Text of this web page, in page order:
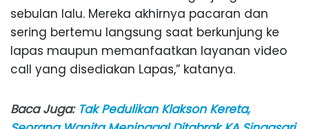
sebulan lalu. Mereka akhirnya pacaran dan
sering bertemu langsung saat berkunjung ke
lapas maupun memanfaatkan layanan video
call yang disediakan Lapas,” katanya.
Baca Juga: Tak Pedulikan Klakson Kereta,